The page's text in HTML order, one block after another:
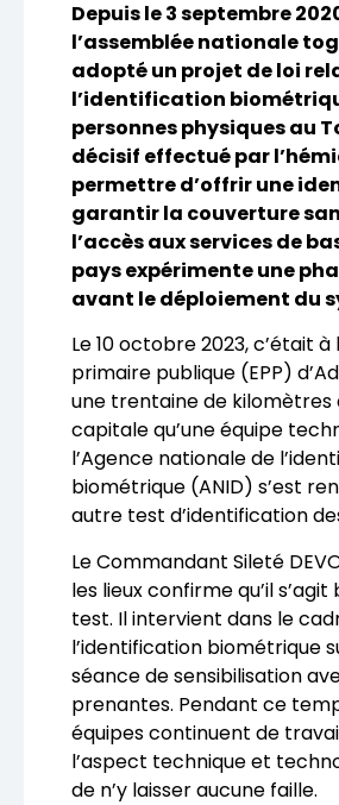
Depuis le 3 septembre
l’assemblée nationale
adopté un projet de loi
l’identification
personnes physiques au
décisif effectué par
permettre d’offrir une
garantir la couverture
l’accès aux services de
pays expérimente une
avant le déploiement du
Le 10 octobre 2023, c’était à
primaire publique (EPP)
une trentaine de kilomètres
capitale qu’une équipe
l’Agence nationale de
biométrique (ANID) s’est
autre test d’identification
Le Commandant Sileté
les lieux confirme qu’il s’agit
test. Il intervient dans le
l’identification biométrique
séance de sensibilisation
prenantes. Pendant ce
équipes continuent de
l’aspect technique et
de n’y laisser aucune faille.